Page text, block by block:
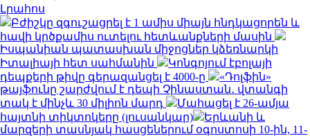
Լրահոս
Բժիշկը զգուշացրել է 1 ամիս միայն հնդկացորեն և
հավի կրծքամիս ուտելու հետևանքների մասին
Իսպանիան պատասխան միջոցներ կձեռնարկի
Իտալիայի հետ սահմանին
Կոնգոյում էբոլայի
դեպքերի թիվը գերազանցել է 4000-ը
«Դոլֆին»
թայֆունը շարժվում է դեպի Չինաստան․ վտանգի
տակ է մինչև 30 միլիոն մարդ
Մահացել է 26-ամյա
հայտնի տիկտոկերը (լուսանկար)
Երևանի և
մարզերի տասնյակ հասցեներում օգոստոսի 10-ին, 11-